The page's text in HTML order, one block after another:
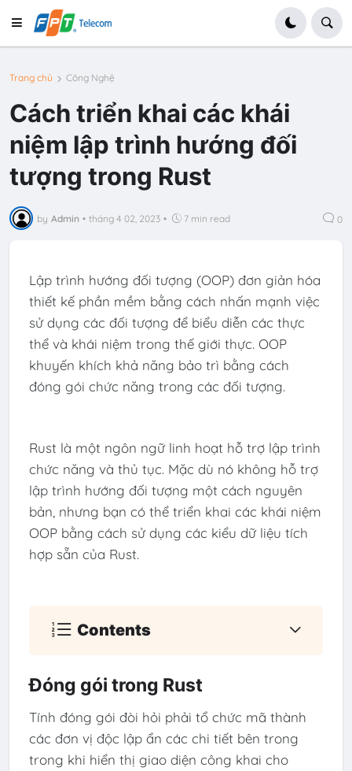
Trang chủ Công Nghệ
Cách triển khai các khái
niệm lập trình hướng đối
tượng trong Rust
by Admin • tháng 4 02, 2023 • 7 min read 0
Lập trình hướng đối tượng (OOP) đơn giản hóa
thiết kế phần mềm bằng cách nhấn mạnh việc
sử dụng các đối tượng để biểu diễn các thực
thể và khái niệm trong thế giới thực. OOP
khuyến khích khả năng bảo trì bằng cách
đóng gói chức năng trong các đối tượng.
Rust là một ngôn ngữ linh hoạt hỗ trợ lập trình
chức năng và thủ tục. Mặc dù nó không hỗ trợ
lập trình hướng đối tượng một cách nguyên
bản, nhưng bạn có thể triển khai các khái niệm
OOP bằng cách sử dụng các kiểu dữ liệu tích
hợp sẵn của Rust.
Contents
Đóng gói trong Rust
Tính đóng gói đòi hỏi phải tổ chức mã thành
các đơn vị độc lập ẩn các chi tiết bên trong
trong khi hiển thị giao diện công khai cho